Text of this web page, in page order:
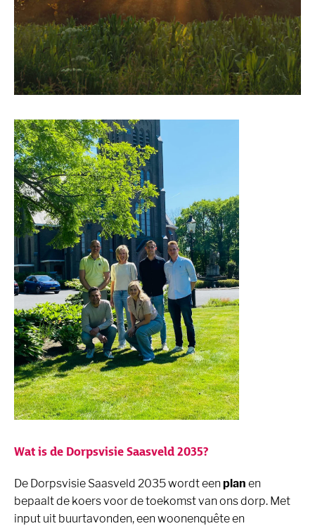
Wat is de Dorpsvisie Saasveld 2035?
De Dorpsvisie Saasveld 2035 wordt een plan en
bepaalt de koers voor de toekomst van ons dorp. Met
input uit buurtavonden, een woonenquête en